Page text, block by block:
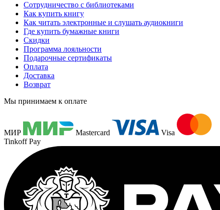
Сотрудничество с библиотеками
Как купить книгу
Как читать электронные и слушать аудиокниги
Где купить бумажные книги
Скидки
Программа лояльности
Подарочные сертификаты
Оплата
Доставка
Возврат
Мы принимаем к оплате
МИР Mastercard
Visa
Tinkoff Pay